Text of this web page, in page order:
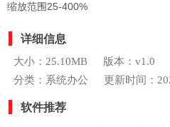
缩放范围25-400%
详细信息
大小：25.10MB
版本：v1.0
分类：系统办公
更新时间：
软件推荐